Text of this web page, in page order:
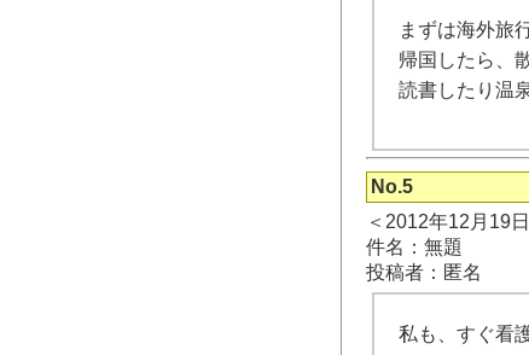
まずは海外旅
帰国したら、
読書したり温
No.5
＜2012年12月19
件名：無題
投稿者：匿名
私も、すぐ看